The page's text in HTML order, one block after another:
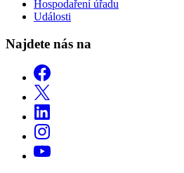
Hospodaření úřadu
Události
Najdete nás na